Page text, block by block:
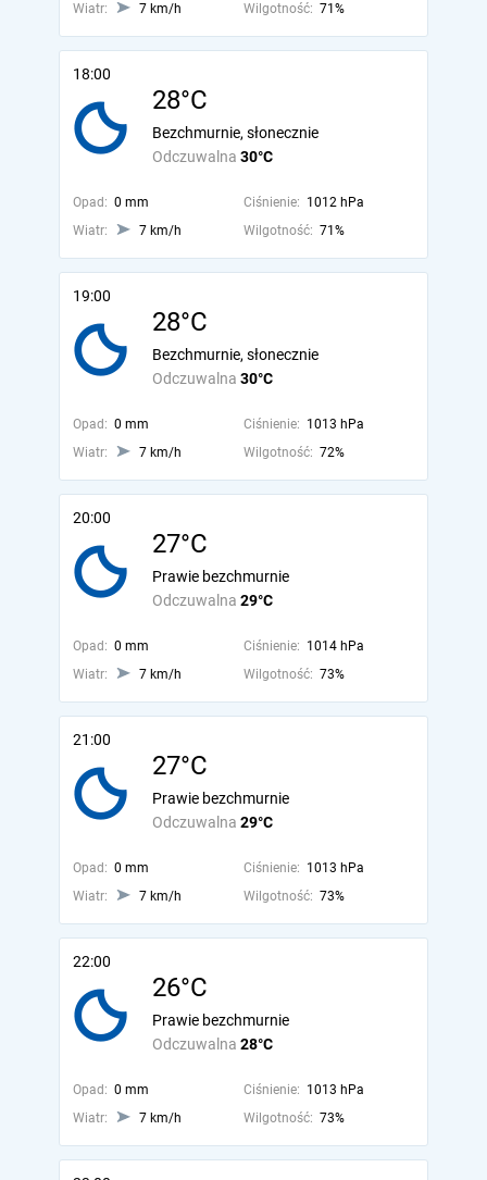
Wiatr:
7 km/h Wilgotność: 71%
18:00
28°C
Odczuwalna 30°C
Bezchmurnie, słonecznie
Opad: 0 mm Ciśnienie: 1012 hPa
Wiatr:
7 km/h Wilgotność: 71%
19:00
28°C
Odczuwalna 30°C
Bezchmurnie, słonecznie
Opad: 0 mm Ciśnienie: 1013 hPa
Wiatr:
7 km/h Wilgotność: 72%
20:00
27°C
Odczuwalna 29°C
Prawie bezchmurnie
Opad: 0 mm Ciśnienie: 1014 hPa
Wiatr:
7 km/h Wilgotność: 73%
21:00
27°C
Odczuwalna 29°C
Prawie bezchmurnie
Opad: 0 mm Ciśnienie: 1013 hPa
Wiatr:
7 km/h Wilgotność: 73%
22:00
26°C
Odczuwalna 28°C
Prawie bezchmurnie
Opad: 0 mm Ciśnienie: 1013 hPa
Wiatr:
7 km/h Wilgotność: 73%